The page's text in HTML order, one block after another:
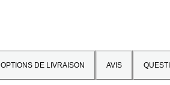
OPTIONS DE LIVRAISON AVIS